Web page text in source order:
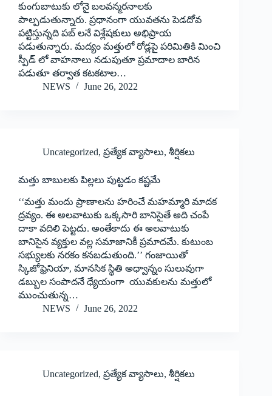
కుంగుబాటుకు లోనై బలవన్మరనాలకు
పాల్పడుతున్నారు. ప్రధానంగా యువతను పెడదోవ
పట్టిస్తున్నది పబ్‌ ‌లనే విశ్లేషకులు అభిప్రాయ
పడుతున్నారు. మద్యం మత్తులో రోడ్లపై పరిమితికి మించి
స్పీడ్‌ ‌లో వాహనాలు నడుపుతూ ప్రమాదాల బారిన
పడుతూ తర్వాత కటకటాల…
NEWS
June 26, 2022
Uncategorized, ప్రత్యేక వ్యాసాలు, శీర్షికలు
మత్తు బాబులకు పిల్లలు పుట్టడం కష్టమే
‘‘‌మత్తు మందు ప్రాణాలను హరించే మహమ్మారి మాదక
ద్రవ్యం. ఈ అలవాటుకు ఒక్కసారి బానిసైతే అది చంపే
దాకా వదిలి పెట్టదు. అంతేకాదు ఈ అలవాటుకు
బానిసైన వ్యక్తుల వల్ల సమాజానికీ ప్రమాదమే. కుటుంబ
సభ్యులకు నరకం కనబడుతుంది.’’ గంజాయితో
స్కిజోఫ్రెనియా, మానసిక స్థితి అధ్వాన్నం సులువుగా
డబ్బుల సంపాదనే ధ్యేయంగా యువకులను మత్తులో
ముంచుతున్న…
NEWS
June 26, 2022
Uncategorized, ప్రత్యేక వ్యాసాలు, శీర్షికలు